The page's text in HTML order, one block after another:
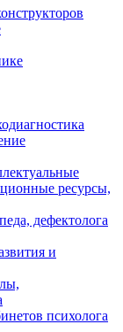
ресурсы,
дефектолога
и
психолога